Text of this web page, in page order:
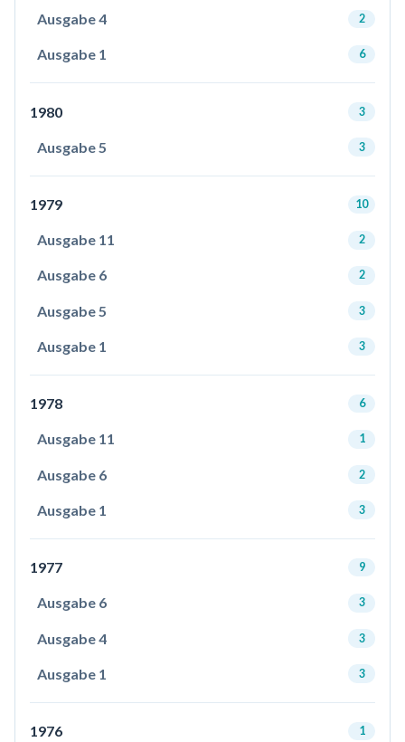
Ausgabe 4 2
Ausgabe 1 6
1980 3
Ausgabe 5 3
1979 10
Ausgabe 11 2
Ausgabe 6 2
Ausgabe 5 3
Ausgabe 1 3
1978 6
Ausgabe 11 1
Ausgabe 6 2
Ausgabe 1 3
1977 9
Ausgabe 6 3
Ausgabe 4 3
Ausgabe 1 3
1976 1